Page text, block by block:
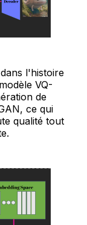
l'histoire
VQ-
de
ce qui
qualité tout